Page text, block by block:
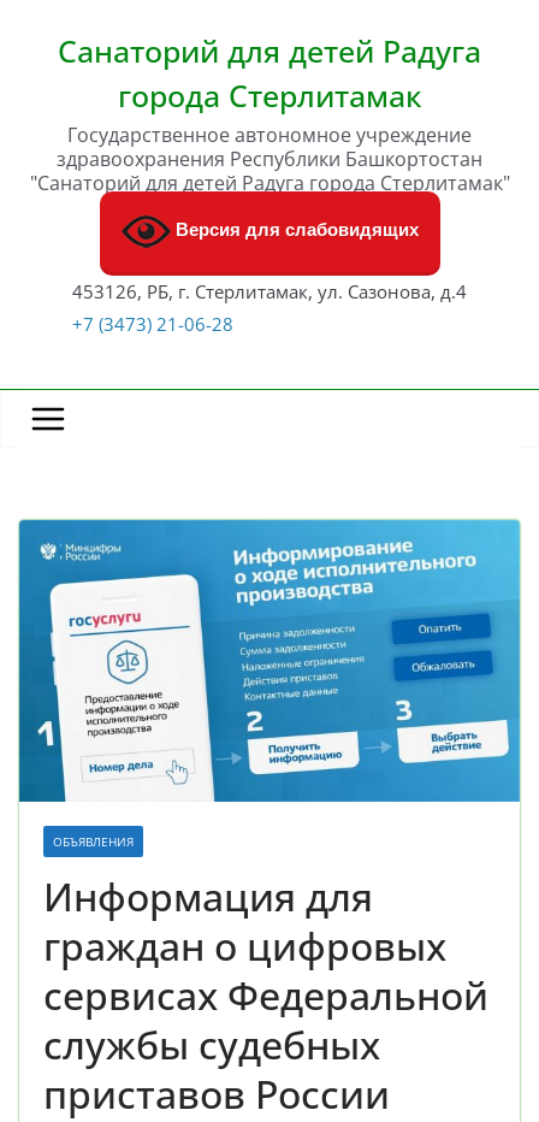
содержимомуСанаторий для детей Радуга
города Стерлитамак
Государственное автономное учреждение
здравоохранения Республики Башкортостан
"Санаторий для детей Радуга города Стерлитамак"
Версия для слабовидящих
453126, РБ, г. Стерлитамак, ул. Сазонова, д.4
+7 (3473) 21-06-28
ОБЪЯВЛЕНИЯ
Информация для
граждан о цифровых
сервисах Федеральной
службы судебных
приставов России